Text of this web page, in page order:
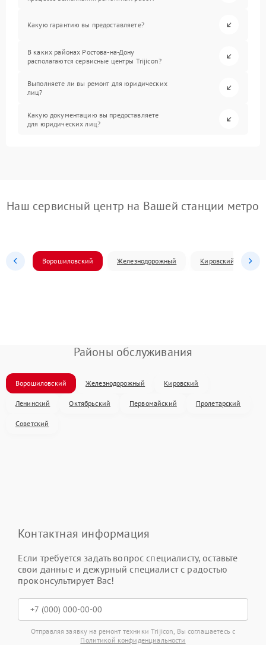
Какую гарантию вы предоставляете?
В каких районах Ростова-на-Дону
располагаются сервисные центры Trijicon?
Выполняете ли вы ремонт для юридических
лиц?
Какую документацию вы предоставляете
для юридических лиц?
Наш сервисный центр на Вашей станции метро
Ворошиловский Железнодорожный Кировский
Районы обслуживания
Ворошиловский Железнодорожный Кировский
Ленинский Октябрьский Первомайский Пролетарский
Советский
Контактная информация
Если требуется задать вопрос специалисту, оставьте
свои данные и дежурный специалист с радостью
проконсультирует Вас!
Отправляя заявку на ремонт техники Trijicon, Вы соглашаетесь с
Политикой конфиденциальности